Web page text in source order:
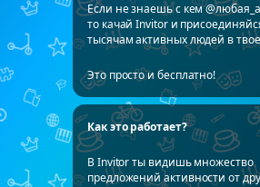
Если не знаешь с кем
то качай Invitor и
тысячам активных людей в
Это просто и бесплатно!
Как это работает?
В Invitor ты видишь множество
предложений активности от